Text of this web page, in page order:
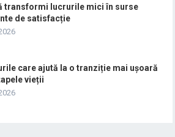
transformi lucrurile mici în surse
de satisfacție
care ajută la o tranziție mai ușoară
vieții